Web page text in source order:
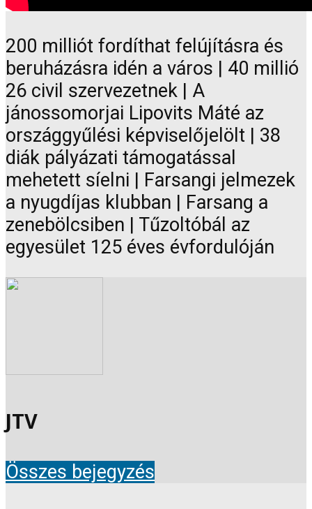
200 milliót fordíthat felújításra és
beruházásra idén a város | 40 millió
26 civil szervezetnek | A
jánossomorjai Lipovits Máté az
országgyűlési képviselőjelölt | 38
diák pályázati támogatással
mehetett síelni | Farsangi jelmezek
a nyugdíjas klubban | Farsang a
zenebölcsiben | Tűzoltóbál az
egyesület 125 éves évfordulóján
JTV
Összes bejegyzés